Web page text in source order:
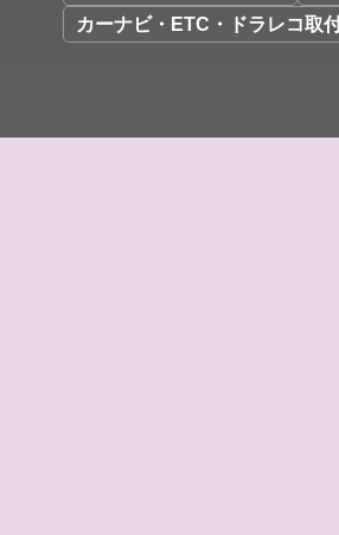
カーナビ・ETC・ドラレコ取